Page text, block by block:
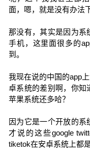
面，嗯，就是没有办法
那没有，其实是因为系
手机，这里面很多的
到。
我现在说的中国的app
卓系统的差别啊，你知
苹果系统还多哈？
因为它是一个开放的系
才说的这些google
tiketok在安卓系统上都是